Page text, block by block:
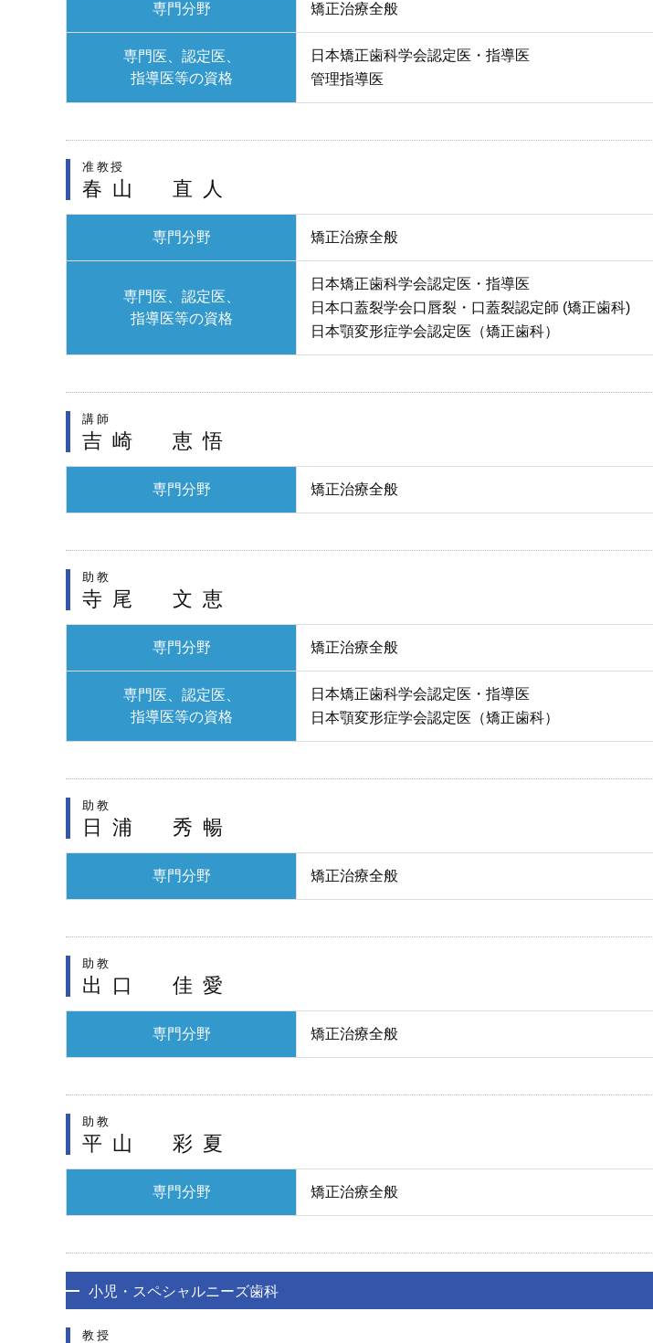
専門分野 矯正治療全般
専門医、認定医、
指導医等の資格
日本矯正歯科学会認定医・指導医
管理指導医
准教授
春山 直人
専門分野 矯正治療全般
専門医、認定医、
指導医等の資格
日本矯正歯科学会認定医・指導医
日本口蓋裂学会口唇裂・口蓋裂認定師 (矯正歯科)
日本顎変形症学会認定医（矯正歯科）
講師
吉崎 恵悟
専門分野 矯正治療全般
助教
寺尾 文恵
専門分野 矯正治療全般
専門医、認定医、
指導医等の資格
日本矯正歯科学会認定医・指導医
日本顎変形症学会認定医（矯正歯科）
助教
日浦 秀暢
専門分野 矯正治療全般
助教
出口 佳愛
専門分野 矯正治療全般
助教
平山 彩夏
専門分野 矯正治療全般
小児・スペシャルニーズ歯科
教授